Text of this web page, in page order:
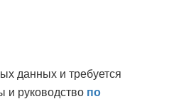
данных и требуется
и руководство по